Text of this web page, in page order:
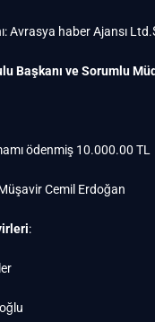
Avrasya haber Ajansı
Başkanı ve Sorumlu
ödenmiş 10.000.00 TL
Cemil Erdoğan
: